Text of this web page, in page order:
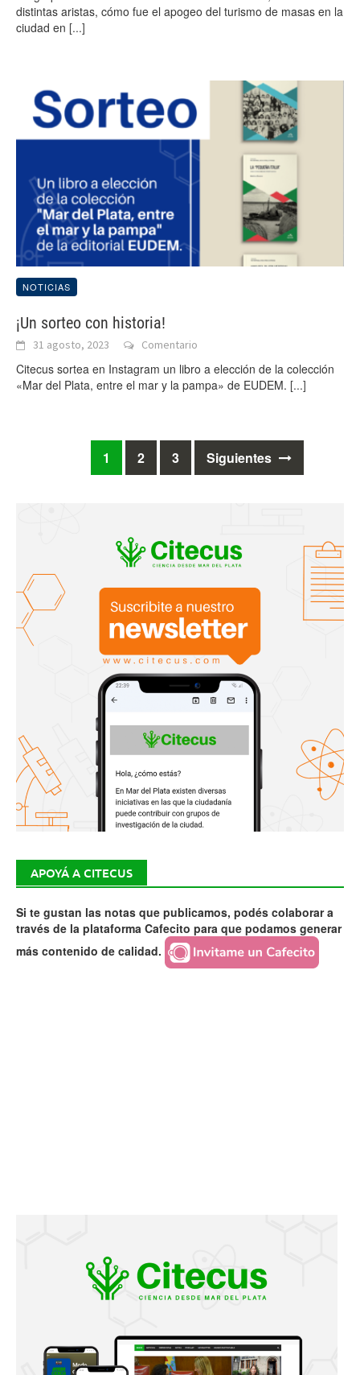
distintas aristas, cómo fue el apogeo del turismo de masas en la
ciudad en [...]
NOTICIAS
¡Un sorteo con historia!
31 agosto, 2023 Comentario
Citecus sortea en Instagram un libro a elección de la colección
«Mar del Plata, entre el mar y la pampa» de EUDEM. [...]
1 2 3 Siguientes
APOYÁ A CITECUS
Si te gustan las notas que publicamos, podés colaborar a
través de la plataforma Cafecito para que podamos generar
más contenido de calidad.